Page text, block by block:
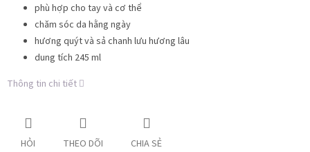
phù hợp cho tay và cơ thể
chăm sóc da hằng ngày
hương quýt và sả chanh lưu hương lâu
dung tích 245 ml
Thông tin chi tiết
HỎI THEO DÕI CHIA SẺ